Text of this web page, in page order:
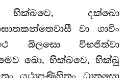
භික්ඛවෙ, දක්ඛො
වා ගාවිං
බිලසො විභජිත්වා
ඛො, භික්ඛවෙ, භික්ඛු